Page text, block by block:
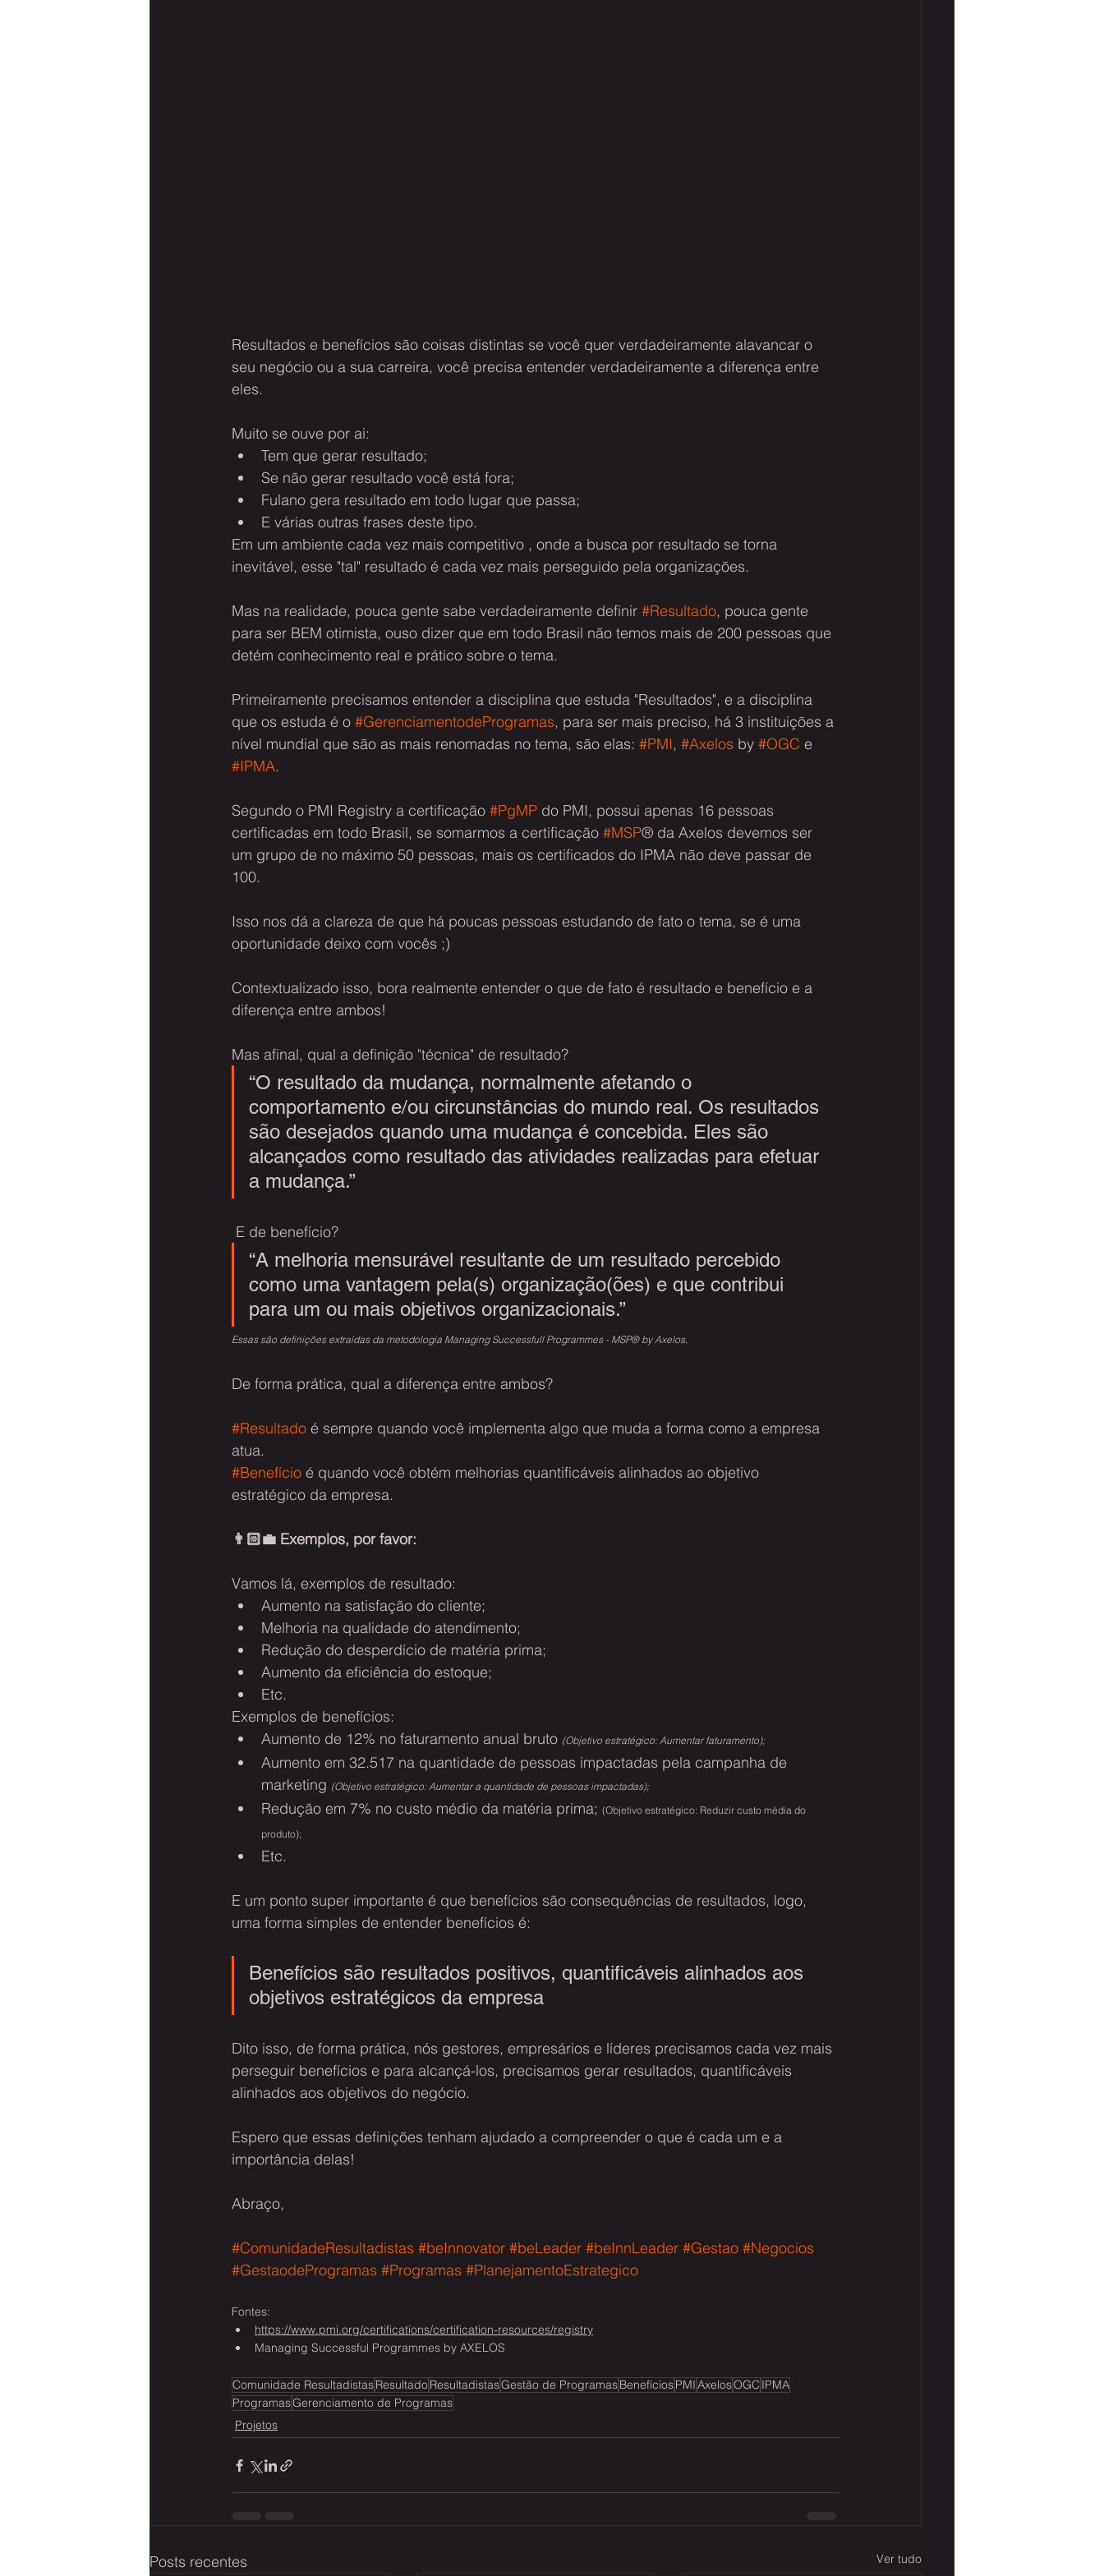
Resultados e benefícios são coisas distintas se você quer verdadeiramente alavancar o
seu negócio ou a sua carreira, você precisa entender verdadeiramente a diferença entre
eles.
Muito se ouve por ai:
Tem que gerar resultado;
Se não gerar resultado você está fora;
Fulano gera resultado em todo lugar que passa;
E várias outras frases deste tipo.
Em um ambiente cada vez mais competitivo , onde a busca por resultado se torna
inevitável, esse "tal" resultado é cada vez mais perseguido pela organizações.
Mas na realidade, pouca gente sabe verdadeiramente definir #Resultado, pouca gente
para ser BEM otimista, ouso dizer que em todo Brasil não temos mais de 200 pessoas que
detém conhecimento real e prático sobre o tema.
Primeiramente precisamos entender a disciplina que estuda "Resultados", e a disciplina
que os estuda é o #GerenciamentodeProgramas, para ser mais preciso, há 3 instituições a
nível mundial que são as mais renomadas no tema, são elas: #PMI, #Axelos by #OGC e
#IPMA.
Segundo o PMI Registry a certificação #PgMP do PMI, possui apenas 16 pessoas
certificadas em todo Brasil, se somarmos a certificação #MSP® da Axelos devemos ser
um grupo de no máximo 50 pessoas, mais os certificados do IPMA não deve passar de
100.
Isso nos dá a clareza de que há poucas pessoas estudando de fato o tema, se é uma
oportunidade deixo com vocês ;)
Contextualizado isso, bora realmente entender o que de fato é resultado e benefício e a
diferença entre ambos!
Mas afinal, qual a definição "técnica" de resultado?
“O resultado da mudança, normalmente afetando o
comportamento e/ou circunstâncias do mundo real. Os resultados
são desejados quando uma mudança é concebida. Eles são
alcançados como resultado das atividades realizadas para efetuar
a mudança.”
E de benefício?
“A melhoria mensurável resultante de um resultado percebido
como uma vantagem pela(s) organização(ões) e que contribui
para um ou mais objetivos organizacionais.”
Essas são definições extraídas da metodologia Managing Successfull Programmes - MSP® by Axelos,
De forma prática, qual a diferença entre ambos?
#Resultado é sempre quando você implementa algo que muda a forma como a empresa
atua.
#Benefício é quando você obtém melhorias quantificáveis alinhados ao objetivo
estratégico da empresa.
👨🏻‍💼 Exemplos, por favor:
Vamos lá, exemplos de resultado:
Aumento na satisfação do cliente;
Melhoria na qualidade do atendimento;
Redução do desperdício de matéria prima;
Aumento da eficiência do estoque;
Etc.
Exemplos de benefícios:
Aumento de 12% no faturamento anual bruto (Objetivo estratégico: Aumentar faturamento);
Aumento em 32.517 na quantidade de pessoas impactadas pela campanha de
marketing (Objetivo estratégico: Aumentar a quantidade de pessoas impactadas);
Redução em 7% no custo médio da matéria prima; (Objetivo estratégico: Reduzir custo média do
produto);
Etc.
E um ponto super importante é que benefícios são consequências de resultados, logo,
uma forma simples de entender benefícios é:
Benefícios são resultados positivos, quantificáveis alinhados aos
objetivos estratégicos da empresa
Dito isso, de forma prática, nós gestores, empresários e líderes precisamos cada vez mais
perseguir benefícios e para alcançá-los, precisamos gerar resultados, quantificáveis
alinhados aos objetivos do negócio.
Espero que essas definições tenham ajudado a compreender o que é cada um e a
importância delas!
Abraço,
#ComunidadeResultadistas #beInnovator #beLeader #beInnLeader #Gestao #Negocios
#GestaodeProgramas #Programas #PlanejamentoEstrategico
Fontes:
https://www.pmi.org/certifications/certification-resources/registry
Managing Successful Programmes by AXELOS
Comunidade ResultadistasResultadoResultadistasGestão de ProgramasBenefíciosPMIAxelosOGC IPMA
ProgramasGerenciamento de Programas
Projetos
Posts recentes Ver tudo